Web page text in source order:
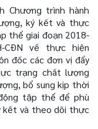
Chương trình hành
ký kết và thực
thể giai đoạn 2018-
CĐN về thực hiện
đốc các đơn vị đẩy
trạng chất lượng
bổ sung kịp thời
tập thể để phù
kết và theo dõi thực